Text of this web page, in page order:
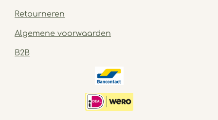
Retourneren
Algemene voorwaarden
B2B